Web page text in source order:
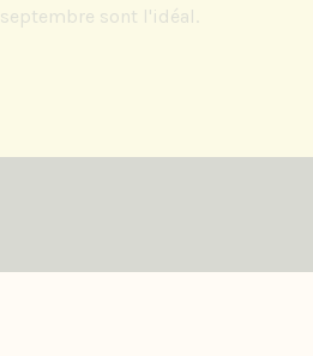
septembre sont l'idéal.